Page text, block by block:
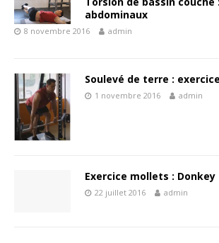
abdominaux
8 novembre 2016 admin
Soulevé de terre :
1 novembre 2016 admin
Exercice mollets : Donkey
22 juillet 2016 admin